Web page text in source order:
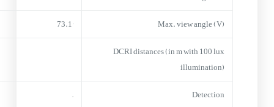
Max. view angle (V)
73.1°
DCRI distances (in m with 100 lux
illumination)
Detection
–